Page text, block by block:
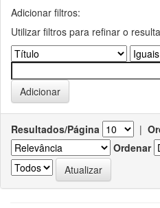
Adicionar filtros:
Utilizar filtros para refinar o
Resultados/Página |
Ordenar